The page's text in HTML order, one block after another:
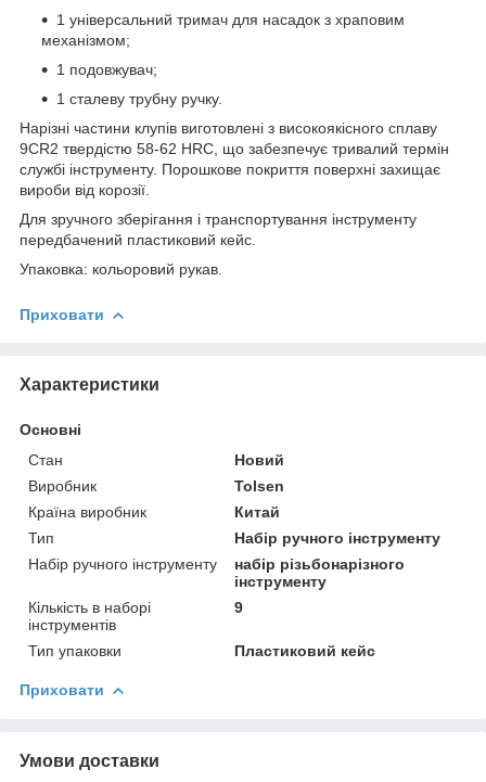
1 універсальний тримач для насадок з храповим
механізмом;
1 подовжувач;
1 сталеву трубну ручку.
Нарізні частини клупів виготовлені з високоякісного сплаву
9CR2 твердістю 58-62 HRC, що забезпечує тривалий термін
службі інструменту. Порошкове покриття поверхні захищає
вироби від корозії.
Для зручного зберігання і транспортування інструменту
передбачений пластиковий кейс.
Упаковка: кольоровий рукав.
Приховати
Характеристики
Основні
Стан
Новий
Виробник
Tolsen
Країна виробник
Китай
Тип
Набір ручного інструменту
Набір ручного інструменту
набір різьбонарізного
інструменту
Кількість в наборі
інструментів
9
Тип упаковки Пластиковий кейс
Приховати
Умови доставки